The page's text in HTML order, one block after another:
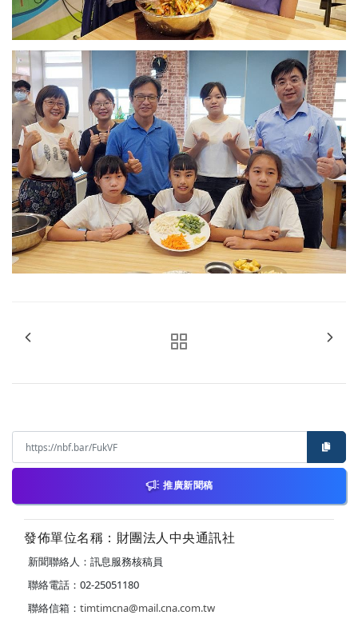
推廣新聞稿
發佈單位名稱：財團法人中央通訊社
新聞聯絡人：訊息服務核稿員
聯絡電話：02-25051180
聯絡信箱： timtimcna@mail.cna.com.tw